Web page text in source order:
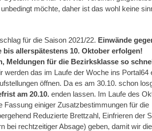
möchte, daher ist das wohl keine
für die Saison 2021/22. Einwände
allerspätestens 10. Oktober erfolgen!
Meldungen für die Bezirksklasse so
werden das im Laufe der Woche ins Portal64
öffnen. Da es am 30.10. schon
am 20.10. enden lassen. Im Laufe des
Fassung einiger Zusatzbestimmungen für die
Reduzierte Brettzahl, Einfrieren der
bei rechtzeitiger Absage) geben, damit wir die